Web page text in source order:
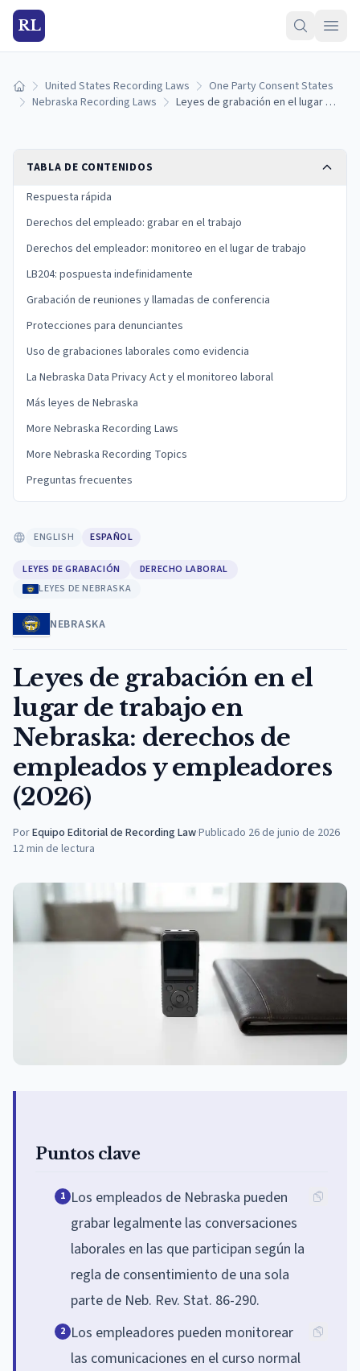
RL
Inicio United States Recording Laws
One Party Consent States
Nebraska Recording Laws
Leyes de grabación en el lugar de trabajo en Nebraska: derechos de empleados y empleadores (2026)
TABLA DE CONTENIDOS
Respuesta rápida
Derechos del empleado: grabar en el trabajo
Derechos del empleador: monitoreo en el lugar de trabajo
LB204: pospuesta indefinidamente
Grabación de reuniones y llamadas de conferencia
Protecciones para denunciantes
Uso de grabaciones laborales como evidencia
La Nebraska Data Privacy Act y el monitoreo laboral
Más leyes de Nebraska
More Nebraska Recording Laws
More Nebraska Recording Topics
Preguntas frecuentes
ENGLISH ESPAÑOL
LEYES DE GRABACIÓN
DERECHO LABORAL
LEYES DE NEBRASKA
NEBRASKA
Leyes de grabación en el
lugar de trabajo en
Nebraska: derechos de
empleados y empleadores
(2026)
PorEquipo Editorial de Recording Law·Publicado 26 de junio de 2026
12min de lectura
Puntos clave
1 Los empleados de Nebraska pueden
grabar legalmente las conversaciones
laborales en las que participan según la
regla de consentimiento de una sola
parte de Neb. Rev. Stat. 86-290.
2 Los empleadores pueden monitorear
las comunicaciones en el curso normal